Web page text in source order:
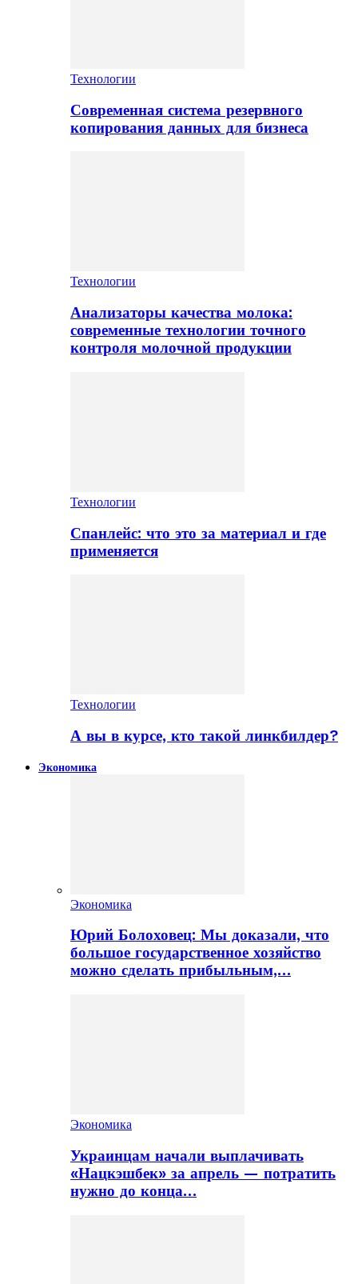
Технологии
Современная система резервного
копирования данных для бизнеса
Технологии
Анализаторы качества молока:
современные технологии точного
контроля молочной продукции
Технологии
Спанлейс: что это за материал и где
применяется
Технологии
А вы в курсе, кто такой линкбилдер?
Экономика
Экономика
Юрий Болоховец: Мы доказали, что
большое государственное хозяйство
можно сделать прибыльным,…
Экономика
Украинцам начали выплачивать
«Нацкэшбек» за апрель — потратить
нужно до конца…